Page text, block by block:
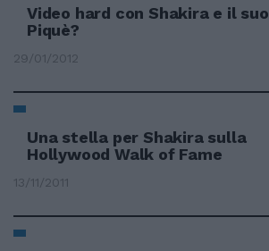
Video hard con Shakira e il suo
Piquè?
29/01/2012
Una stella per Shakira sulla
Hollywood Walk of Fame
13/11/2011